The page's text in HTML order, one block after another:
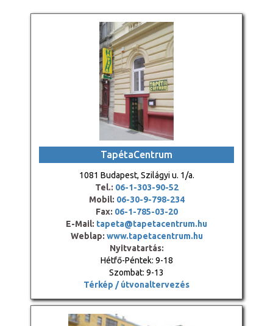
TapétaCentrum
1081 Budapest, Szilágyi u. 1/a.
Tel.: 06-1-303-90-52
Mobil: 06-30-9-798-234
Fax: 06-1-785-03-20
E-Mail: tapeta@tapetacentrum.hu
Weblap: www.tapetacentrum.hu
Nyitvatartás:
Hétfő-Péntek: 9-18
Szombat: 9-13
Térkép / útvonaltervezés